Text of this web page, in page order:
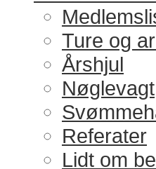
Ture og
Årshjul
Nøglevagt
Referater
Lidt om